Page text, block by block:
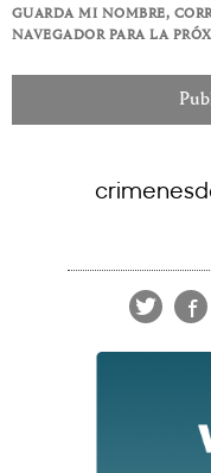
GUARDA MI NOMBRE,
NAVEGADOR PARA LA